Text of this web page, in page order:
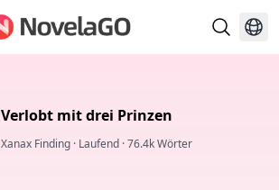
Verlobt mit drei Prinzen
Xanax Finding · Laufend ·76.4k Wörter